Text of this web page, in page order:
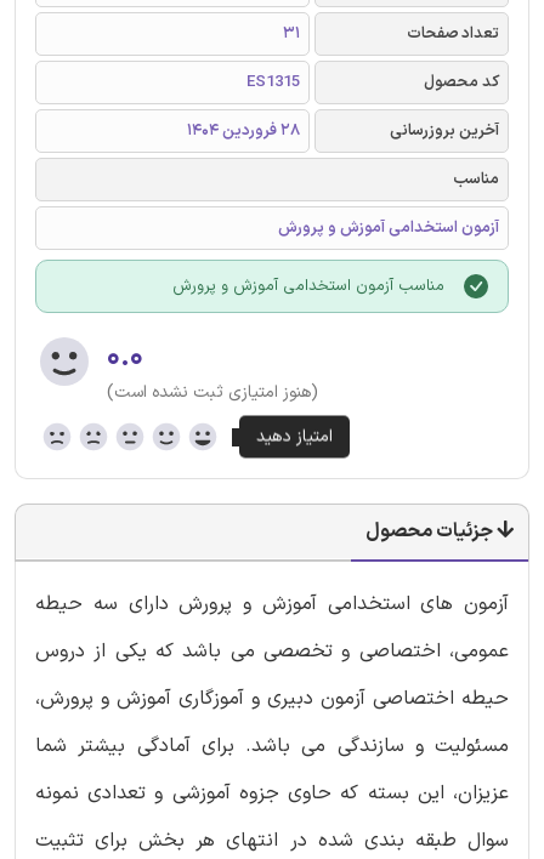
تعداد صفحات
31
کد محصول
ES1315
آخرین بروزرسانی
28 فروردین 1404
مناسب
آزمون استخدامی آموزش و پرورش
مناسب آزمون استخدامی آموزش و پرورش
۰.۰
(هنوز امتیازی ثبت نشده است)
جزئیات محصول
آزمون های استخدامی آموزش و پرورش دارای سه حیطه
عمومی، اختصاصی و تخصصی می باشد که یکی از دروس
حیطه اختصاصی آزمون دبیری و آموزگاری آموزش و پرورش،
مسئولیت و سازندگی می باشد. برای آمادگی بیشتر شما
عزیزان، این بسته که حاوی جزوه آموزشی و تعدادی نمونه
سوال طبقه بندی شده در انتهای هر بخش برای تثبیت